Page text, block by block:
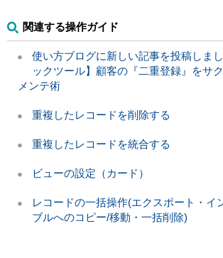
関連する操作ガイド
使い方ブログに新しい記事を投稿しま
ックツール】顧客の『二重登録』をサ
メンテ術
重複したレコードを削除する
重複したレコードを統合する
ビューの設定（カード）
レコードの一括操作(エクスポート・イ
ブルへのコピー/移動・一括削除)